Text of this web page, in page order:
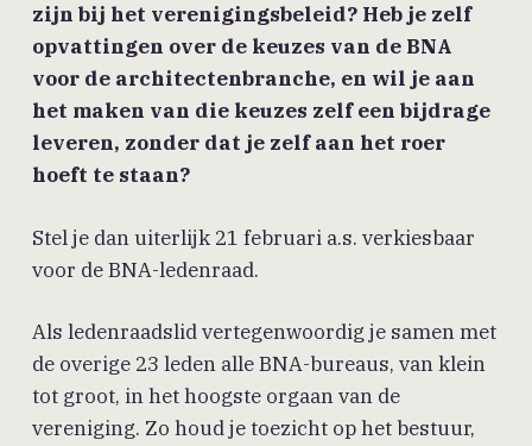
zijn bij het verenigingsbeleid? Heb je zelf
opvattingen over de keuzes van de BNA
voor de architectenbranche, en wil je aan
het maken van die keuzes zelf een bijdrage
leveren, zonder dat je zelf aan het roer
hoeft te staan?
Stel je dan uiterlijk 21 februari a.s. verkiesbaar
voor de BNA-ledenraad.
Als ledenraadslid vertegenwoordig je samen met
de overige 23 leden alle BNA-bureaus, van klein
tot groot, in het hoogste orgaan van de
vereniging. Zo houd je toezicht op het bestuur,